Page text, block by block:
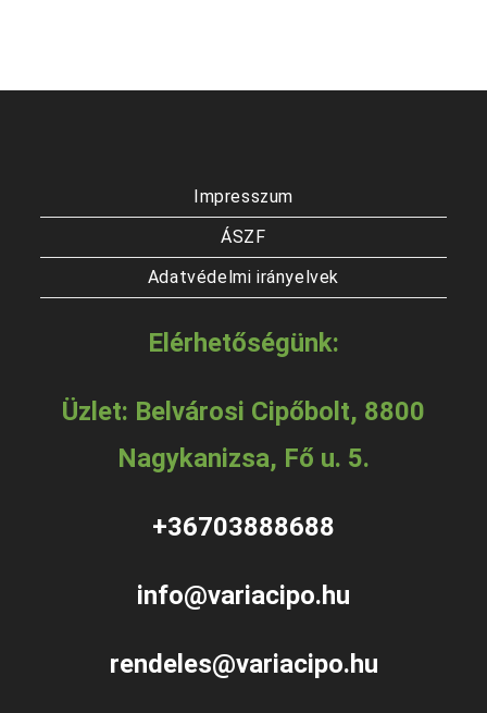
Impresszum
ÁSZF
Adatvédelmi irányelvek
Elérhetőségünk:
Üzlet: Belvárosi Cipőbolt, 8800
Nagykanizsa, Fő u. 5.
+36703888688
info@variacipo.hu
rendeles@variacipo.hu